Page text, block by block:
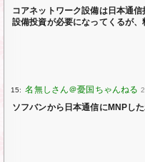
コアネットワーク設備は日本通
設備投資が必要になってくるが
15:
ソフバンから日本通信にMNPし